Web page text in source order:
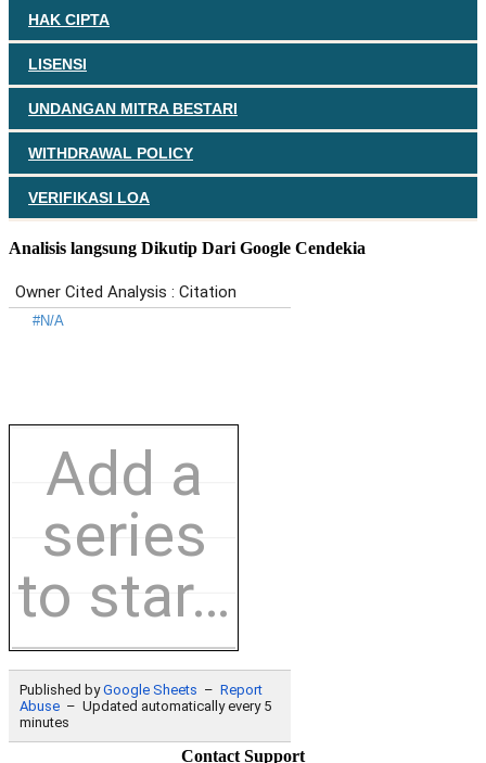
HAK CIPTA
LISENSI
UNDANGAN MITRA BESTARI
WITHDRAWAL POLICY
VERIFIKASI LOA
Analisis langsung Dikutip Dari Google Cendekia
Contact Support